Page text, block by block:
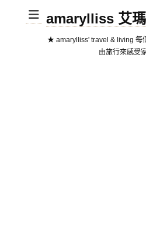
amarylliss 艾
★ amarylliss' travel & living 每
由旅行來感受